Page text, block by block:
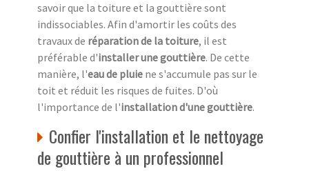
savoir que la toiture et la gouttière sont
indissociables. Afin d'amortir les coûts des
travaux de réparation de la toiture, il est
préférable d'installer une gouttière. De cette
manière, l'eau de pluie ne s'accumule pas sur le
toit et réduit les risques de fuites. D'où
l'importance de l'installation d'une gouttière.
Confier l'installation et le nettoyage
de gouttière à un professionnel